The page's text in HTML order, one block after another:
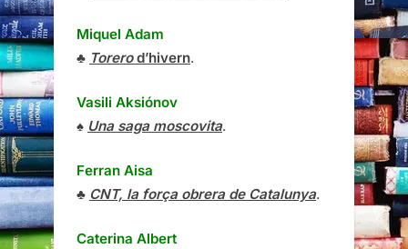
Miquel Adam
♣ Torerod’hivern.
Vasili Aksiónov
♠ Una saga moscovita.
Ferran Aisa
♣ CNT, la força obrera de Catalunya.
Caterina Albert